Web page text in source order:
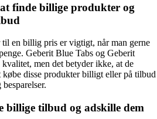
finde billige produkter og
en billig pris er vigtigt, når man gerne
Geberit Blue Tabs og Geberit
men det betyder ikke, at de
disse produkter billigt eller på tilbud
billige tilbud og adskille dem